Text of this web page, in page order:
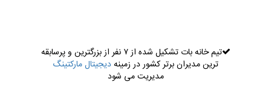
تیم خانه بات تشکیل شده از ۷ نفر از بزرگترین و پرسابقه
ترین مدیران برتر کشور در زمینهدیجیتال مارکتینگ
مدیریت می شود